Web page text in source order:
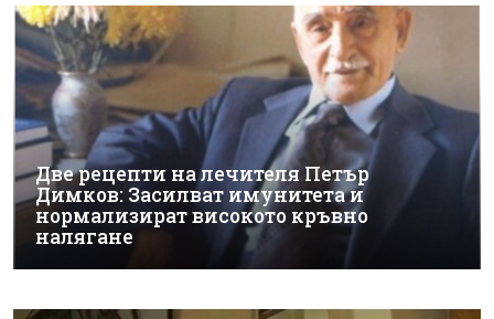
Две рецепти на лечителя Петър
Димков: Засилват имунитета и
нормализират високото кръвно
налягане